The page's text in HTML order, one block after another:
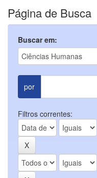
Página de Busca
Buscar em:
por
Filtros correntes: